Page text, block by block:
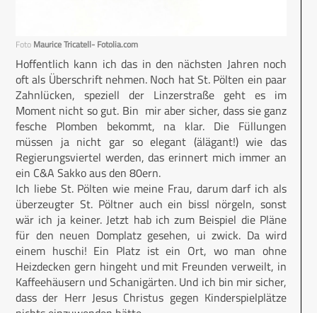
Foto Maurice Tricatell- Fotolia.com
Hoffentlich kann ich das in den nächsten Jahren noch
oft als Überschrift nehmen. Noch hat St. Pölten ein paar
Zahnlücken, speziell der Linzerstraße geht es im
Moment nicht so gut. Bin mir aber sicher, dass sie ganz
fesche Plomben bekommt, na klar. Die Füllungen
müssen ja nicht gar so elegant (älägant!) wie das
Regierungsviertel werden, das erinnert mich immer an
ein C&A Sakko aus den 80ern.
Ich liebe St. Pölten wie meine Frau, darum darf ich als
überzeugter St. Pöltner auch ein bissl nörgeln, sonst
wär ich ja keiner. Jetzt hab ich zum Beispiel die Pläne
für den neuen Domplatz gesehen, ui zwick. Da wird
einem huschi! Ein Platz ist ein Ort, wo man ohne
Heizdecken gern hingeht und mit Freunden verweilt, in
Kaffeehäusern und Schanigärten. Und ich bin mir sicher,
dass der Herr Jesus Christus gegen Kinderspielplätze